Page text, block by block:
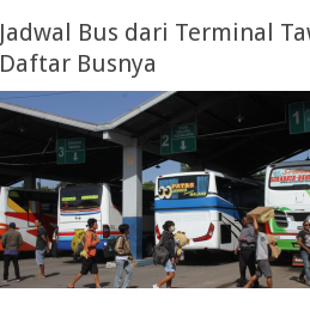
Jadwal Bus dari Terminal
Daftar Busnya